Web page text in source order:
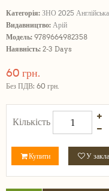
Категорія: ЗНО 2025
Видавництво: Арій
Модель: 9789664982358
Наявність: 2-3 Days
60 грн.
Без ПДВ: 60 грн.
Кількість
Купити У